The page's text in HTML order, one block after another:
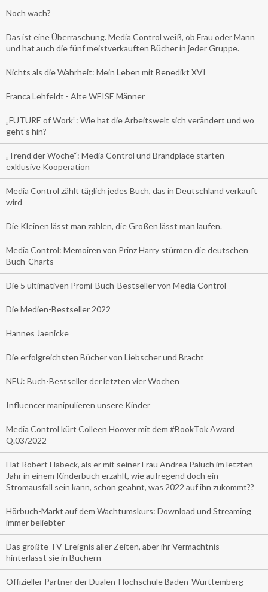
Noch wach?
Das ist eine Überraschung. Media Control weiß, ob Frau oder Mann
und hat auch die fünf meistverkauften Bücher in jeder Gruppe.
Nichts als die Wahrheit: Mein Leben mit Benedikt XVI
Franca Lehfeldt - Alte WEISE Männer
„FUTURE of Work”: Wie hat die Arbeitswelt sich verändert und wo
geht’s hin?
„Trend der Woche“: Media Control und Brandplace starten
exklusive Kooperation
Media Control zählt täglich jedes Buch, das in Deutschland verkauft
wird
Die Kleinen lässt man zahlen, die Großen lässt man laufen.
Media Control: Memoiren von Prinz Harry stürmen die deutschen
Buch-Charts
Die 5 ultimativen Promi-Buch-Bestseller von Media Control
Die Medien-Bestseller 2022
Hannes Jaenicke
Die erfolgreichsten Bücher von Liebscher und Bracht
NEU: Buch-Bestseller der letzten vier Wochen
Influencer manipulieren unsere Kinder
Media Control kürt Colleen Hoover mit dem #BookTok Award
Q.03/2022
Hat Robert Habeck, als er mit seiner Frau Andrea Paluch im letzten
Jahr in einem Kinderbuch erzählt, wie aufregend doch ein
Stromausfall sein kann, schon geahnt, was 2022 auf ihn zukommt??
Hörbuch-Markt auf dem Wachtumskurs: Download und Streaming
immer beliebter
Das größte TV-Ereignis aller Zeiten, aber ihr Vermächtnis
hinterlässt sie in Büchern
Offizieller Partner der Dualen-Hochschule Baden-Württemberg